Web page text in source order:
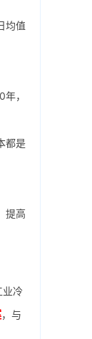
均值
，
都是
提高
业冷
，与